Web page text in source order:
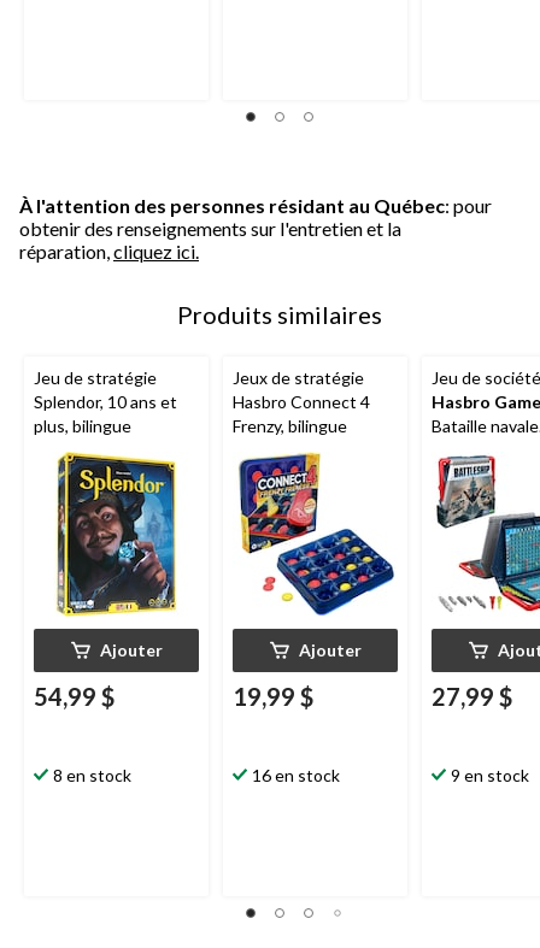
À l'attention des personnes résidant au Québec: pour
obtenir des renseignements sur l'entretien et la
réparation,cliquez ici.
Produits similaires
Jeu de stratégie
Splendor, 10 ans et
plus, bilingue
Ajouter
54,99 $
8 en stock
Jeux de stratégie
Hasbro Connect 4
Frenzy, bilingue
Ajouter
19,99 $
16 en stock
Jeu de société
Hasbro
Bataille navale
stratégie
enfants, 7
27,99 $
9 en stock